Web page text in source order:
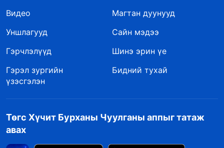
Видео
Магтан дуунууд
Уншлагууд
Сайн мэдээ
Гэрчлэлүүд
Шинэ эрин үе
Гэрэл зургийн
үзэсгэлэн
Бидний тухай
Төгс Хүчит Бурханы Чуулганы аппыг татаж
авах